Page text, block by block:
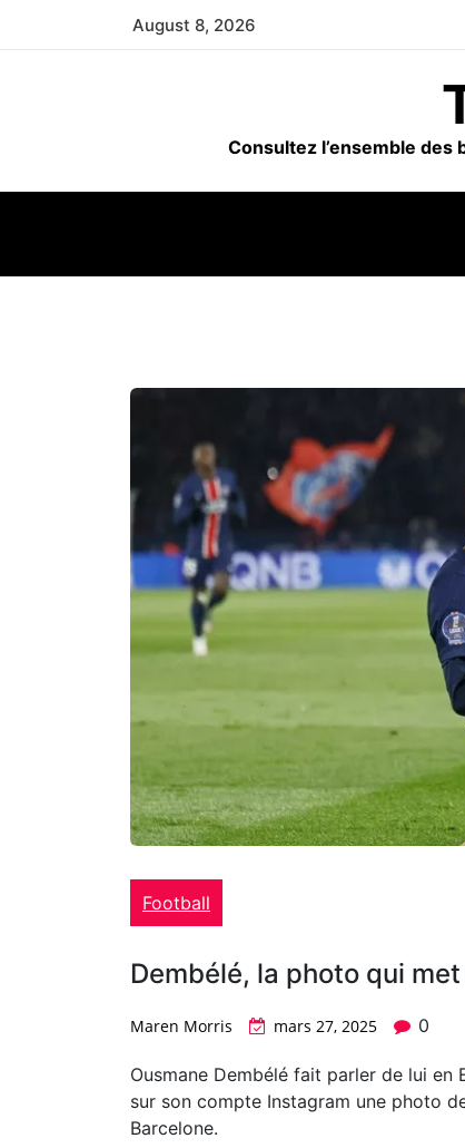
August 8, 2026
Consultez l’ensemble
Football
Dembélé, la photo qui
Maren Morris mars 27, 2025 0
Ousmane Dembélé fait parler de lui en
sur son compte Instagram une photo
Barcelone.